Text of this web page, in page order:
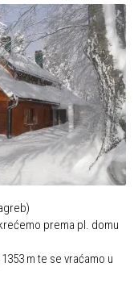
prema pl. domu
m te se vraćamo u